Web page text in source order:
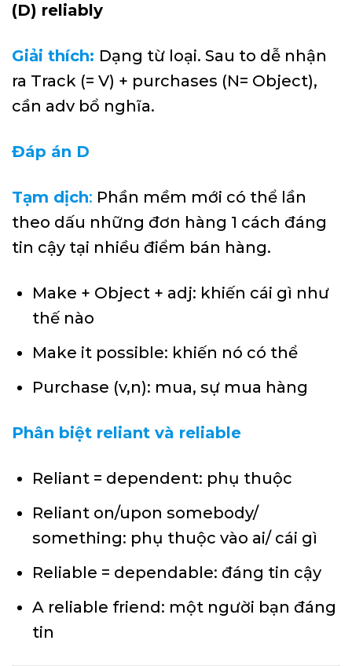
(D) reliably
Giải thích: Dạng từ loại. Sau to dễ nhận
ra Track (= V) + purchases (N= Object),
cần adv bổ nghĩa.
Đáp án D
Tạm dịch: Phần mềm mới có thể lần
theo dấu những đơn hàng 1 cách đáng
tin cậy tại nhiều điểm bán hàng.
Make + Object + adj: khiến cái gì như
thế nào
Make it possible: khiến nó có thể
Purchase (v,n): mua, sự mua hàng
Phân biệt reliant và reliable
Reliant = dependent: phụ thuộc
Reliant on/upon somebody/
something: phụ thuộc vào ai/ cái gì
Reliable = dependable: đáng tin cậy
A reliable friend: một người bạn đáng
tin